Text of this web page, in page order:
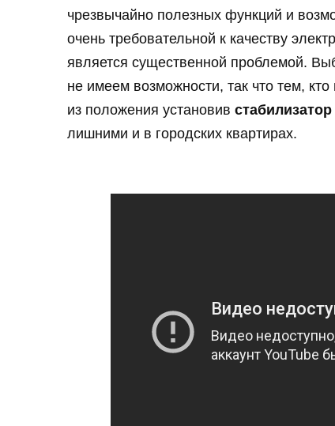
чрезвычайно полезных функций и
очень требовательной к качеству
является существенной проблемой.
не имеем возможности, так что тем,
из положения установив
лишними и в городских квартирах.